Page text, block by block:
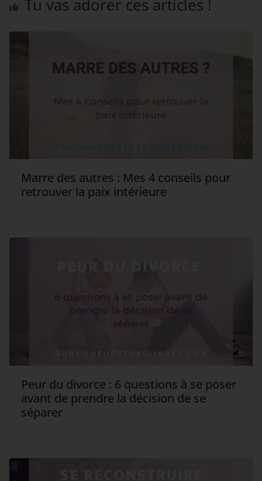
Tu vas adorer ces articles !
Marre des autres : Mes 4 conseils pour
retrouver la paix intérieure
Peur du divorce : 6 questions à se poser
avant de prendre la décision de se
séparer